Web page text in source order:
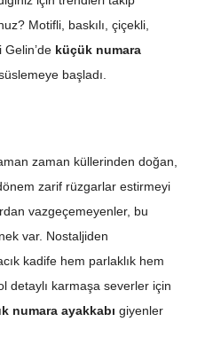
Motifli, baskılı, çiçekli,
Gelin’de küçük numara
başladı.
zaman küllerinden doğan,
zarif rüzgarlar estirmeyi
vazgeçemeyenler, bu
var. Nostaljiden
kadife hem parlaklık hem
detaylı karmaşa severler için
numara ayakkabı giyenler